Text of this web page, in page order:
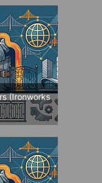
(Ironworks